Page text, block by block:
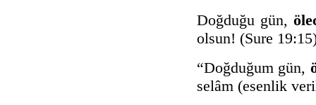
Doğduğu gün,
olsun! (Sure
“Doğduğum gün,
selâm (esenlik